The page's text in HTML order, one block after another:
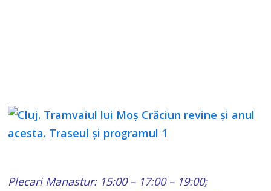
Plecari Manastur: 15:00 – 17:00 – 19:00;